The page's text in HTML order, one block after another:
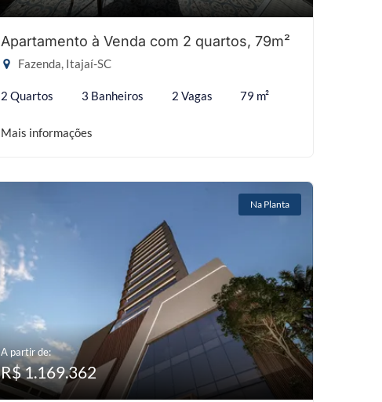
Apartamento à Venda com 2 quartos, 79m²
Fazenda, Itajaí-SC
2 Quartos 3 Banheiros 2 Vagas 79 m²
Mais informações
Na Planta
A partir de:
R$ 1.169.362